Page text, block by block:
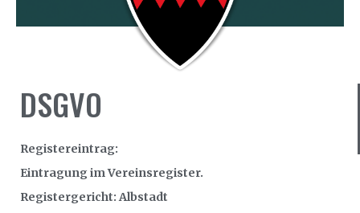
DSGVO
Registereintrag:
Eintragung im Vereinsregister.
Registergericht: Albstadt